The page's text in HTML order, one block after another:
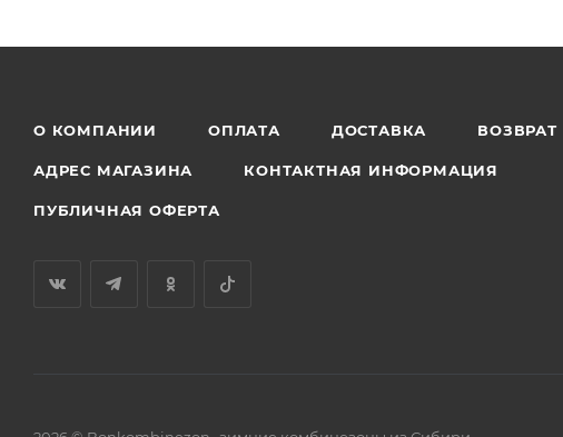
О КОМПАНИИ ОПЛАТА ДОСТАВКА ВОЗВРАТ
АДРЕС МАГАЗИНА КОНТАКТНАЯ ИНФОРМАЦИЯ
ПУБЛИЧНАЯ ОФЕРТА